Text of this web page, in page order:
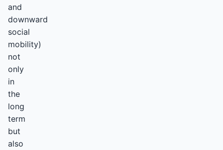
and
downward
social
mobility)
not
only
in
the
long
term
but
also